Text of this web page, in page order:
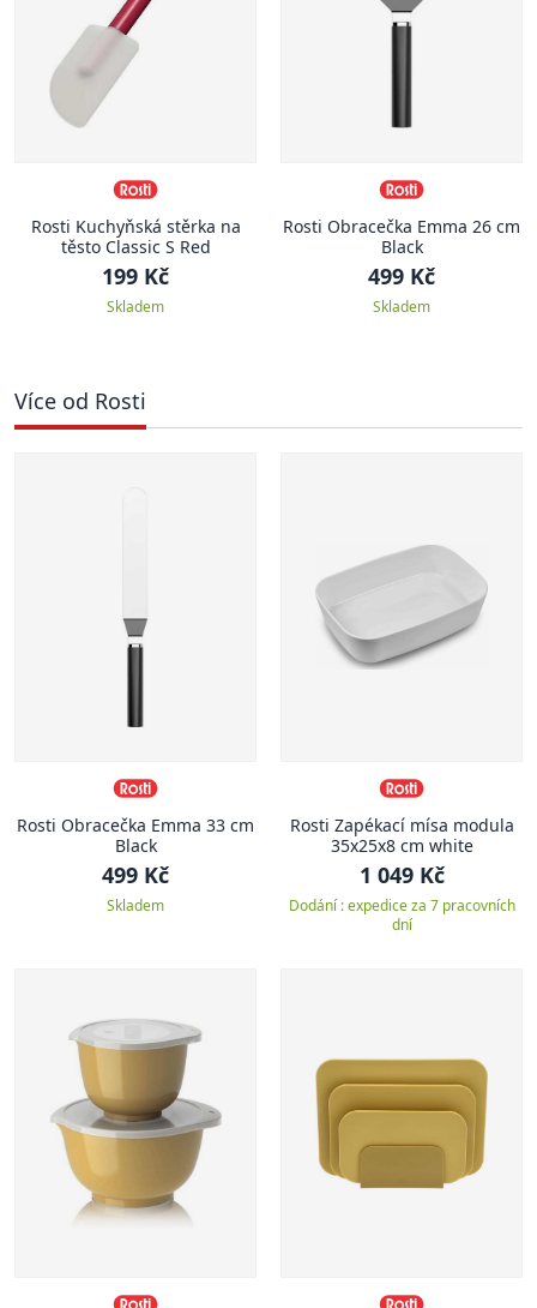
Rosti Kuchyňská stěrka na
těsto Classic S Red
199 Kč
Skladem
Rosti Obracečka Emma 26 cm
Black
499 Kč
Skladem
Více od Rosti
Rosti Obracečka Emma 33 cm
Black
499 Kč
Skladem
Rosti Zapékací mísa modula
35x25x8 cm white
1 049 Kč
Dodání : expedice za 7 pracovních
dní